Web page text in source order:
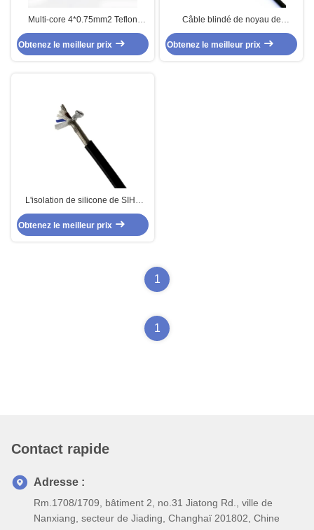
Multi-core 4*0.75mm2 Teflon
Insulation And Silicone Rubber
Jacket
Obtenez le meilleur prix
Câble blindé de noyau de
FEP/PFA Insulaton 44 pour les
moteurs à hautes températures
Obtenez le meilleur prix
L'isolation de silicone de SIHF
BPL a étamé la gaine de cuivre de
PVC de Power Cable de 2
conducteurs
Obtenez le meilleur prix
1
1
Contact rapide
Adresse :
Rm.1708/1709, bâtiment 2, no.31 Jiatong Rd., ville de
Nanxiang, secteur de Jiading, Changhaï 201802, Chine